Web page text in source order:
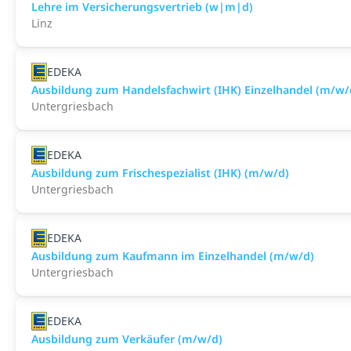
Lehre im Versicherungsvertrieb (w|m|d)
Linz
EDEKA
Ausbildung zum Handelsfachwirt (IHK) Einzelhandel (m/
Untergriesbach
EDEKA
Ausbildung zum Frischespezialist (IHK) (m/w/d)
Untergriesbach
EDEKA
Ausbildung zum Kaufmann im Einzelhandel (m/w/d)
Untergriesbach
EDEKA
Ausbildung zum Verkäufer (m/w/d)